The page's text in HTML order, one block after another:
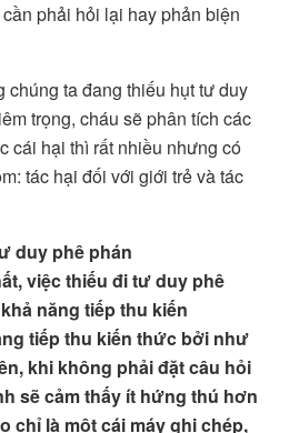
phải hỏi lại hay phản biện
chúng ta đang thiếu hụt tư duy
trọng, cháu sẽ phân tích các
cái hại thì rất nhiều nhưng có
tác hại đối với giới trẻ và tác
duy phê phán
việc thiếu đi tư duy phê
năng tiếp thu kiến
tiếp thu kiến thức bởi như
khi không phải đặt câu hỏi
sẽ cảm thấy ít hứng thú hơn
chỉ là một cái máy ghi chép,